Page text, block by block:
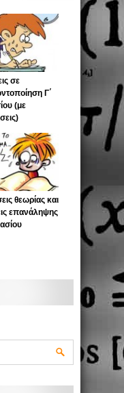
σε
Γ΄
(με
θεωρίας και
επανάληψης